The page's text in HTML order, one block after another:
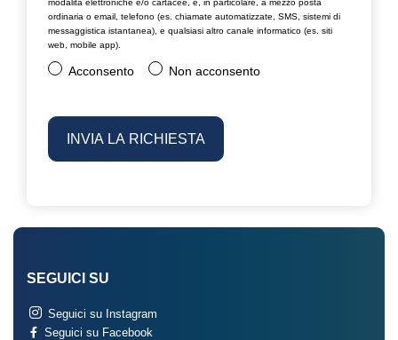
modalità elettroniche e/o cartacee, e, in particolare, a mezzo posta
ordinaria o email, telefono (es. chiamate automatizzate, SMS, sistemi di
messaggistica istantanea), e qualsiasi altro canale informatico (es. siti
web, mobile app).
Acconsento Non acconsento
SEGUICI SU
Seguici su Instagram
Seguici su Facebook